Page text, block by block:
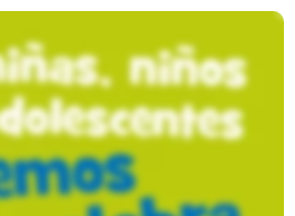
Niños Y
Tenemos La